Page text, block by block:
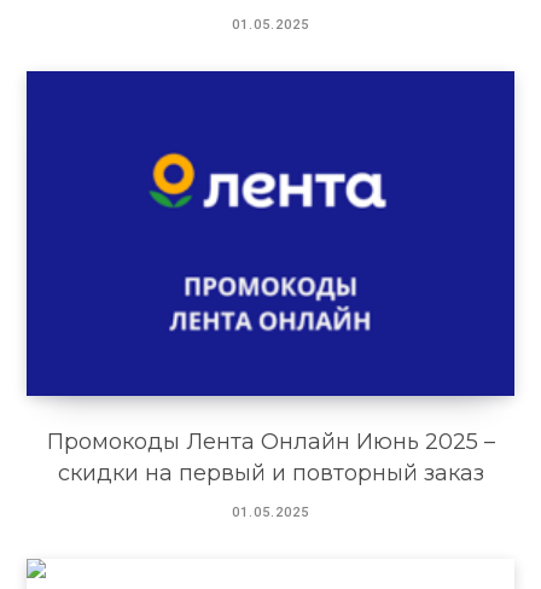
01.05.2025
Промокоды Лента Онлайн Июнь 2025 –
скидки на первый и повторный заказ
01.05.2025